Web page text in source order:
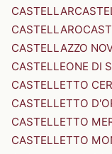
CASTELLAR
CASTELLARO
CASTELLAZZO
CASTELLEONE DI
CASTELLETTO
CASTELLETTO
CASTELLETTO
CASTELLETTO